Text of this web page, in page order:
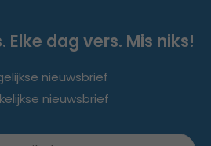
dag vers. Mis niks!
nieuwsbrief
nieuwsbrief